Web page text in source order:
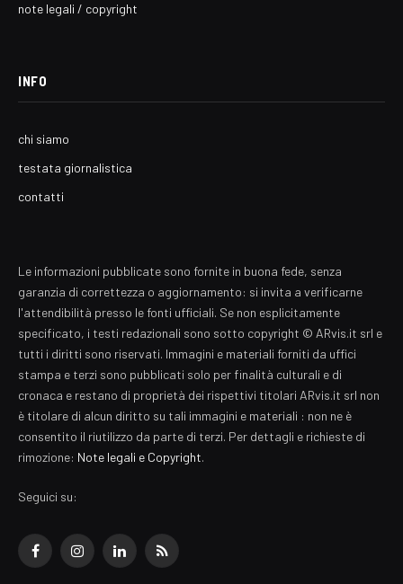
note legali / copyright
INFO
chi siamo
testata giornalistica
contatti
Le informazioni pubblicate sono fornite in buona fede, senza
garanzia di correttezza o aggiornamento: si invita a verificarne
l'attendibilità presso le fonti ufficiali. Se non esplicitamente
specificato, i testi redazionali sono sotto copyright © ARvis.it srl e
tutti i diritti sono riservati. Immagini e materiali forniti da uffici
stampa e terzi sono pubblicati solo per finalità culturali e di
cronaca e restano di proprietà dei rispettivi titolari ARvis.it srl non
è titolare di alcun diritto su tali immagini e materiali : non ne è
consentito il riutilizzo da parte di terzi. Per dettagli e richieste di
rimozione: Note legali e Copyright.
Seguici su:
FacebookInstagramLinkedInRSS